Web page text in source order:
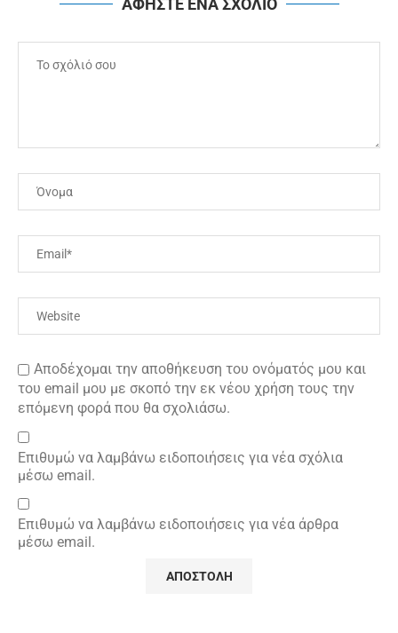
ΑΦΗΣΤΕ ΕΝΑ ΣΧΟΛΙΟ
Αποδέχομαι την αποθήκευση του ονόματός μου και
του email μου με σκοπό την εκ νέου χρήση τους την
επόμενη φορά που θα σχολιάσω.
Επιθυμώ να λαμβάνω ειδοποιήσεις για νέα σχόλια
μέσω email.
Επιθυμώ να λαμβάνω ειδοποιήσεις για νέα άρθρα
μέσω email.